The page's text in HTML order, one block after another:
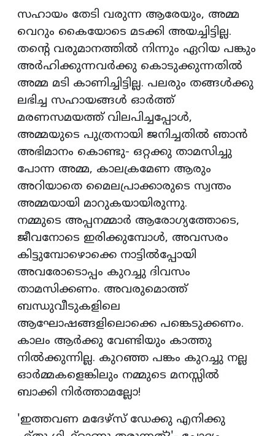
സഹായം തേടി വരുന്ന ആരേയും, അമ്മ
വെറും കൈയോടെ മടക്കി അയച്ചിട്ടില്ല.
തന്റെ വരുമാനത്തില്‍ നിന്നും ഏറിയ പങ്കും
അര്‍ഹിക്കുന്നവര്‍ക്കു കൊടുക്കുന്നതില്‍
അമ്മ മടി കാണിച്ചിട്ടില്ല. പലരും തങ്ങള്‍ക്കു
ലഭിച്ച സഹായങ്ങള്‍ ഓര്‍ത്ത്
മരണസമയത്ത് വിലപിച്ചപ്പോള്‍,
അമ്മയുടെ പുത്രനായി ജനിച്ചതില്‍ ഞാന്‍
അഭിമാനം കൊണ്ടു- ഒറ്റക്കു താമസിച്ചു
പോന്ന അമ്മ, കാലക്രമേണ ആരും
അറിയാതെ മൈലപ്രാക്കാരുടെ സ്വന്തം
അമ്മയായി മാറുകയായിരുന്നു.
നമ്മുടെ അപ്പനമ്മാര്‍ ആരോഗ്യത്തോടെ,
ജീവനോടെ ഇരിക്കുമ്പോള്‍, അവസരം
കിട്ടുമ്പോഴൊക്കെ നാട്ടില്‍പ്പോയി
അവരോടൊപ്പം കുറച്ചു ദിവസം
താമസിക്കണം. അവരുമൊത്ത്
ബന്ധുവീടുകളിലെ
ആഘോഷങ്ങളിലൊക്കെ പങ്കെടുക്കണം.
കാലം ആര്‍ക്കു വേണ്ടിയും കാത്തു
നില്‍ക്കുന്നില്ല. കുറഞ്ഞ പങ്കം കുറച്ചു നല്ല
ഓര്‍മ്മകളെങ്കിലും നമ്മുടെ മനസ്സില്‍
ബാക്കി നിര്‍ത്താമല്ലോ!
'ഇത്തവണ മദേഴ്‌സ് ഡേക്കു എനിക്കു